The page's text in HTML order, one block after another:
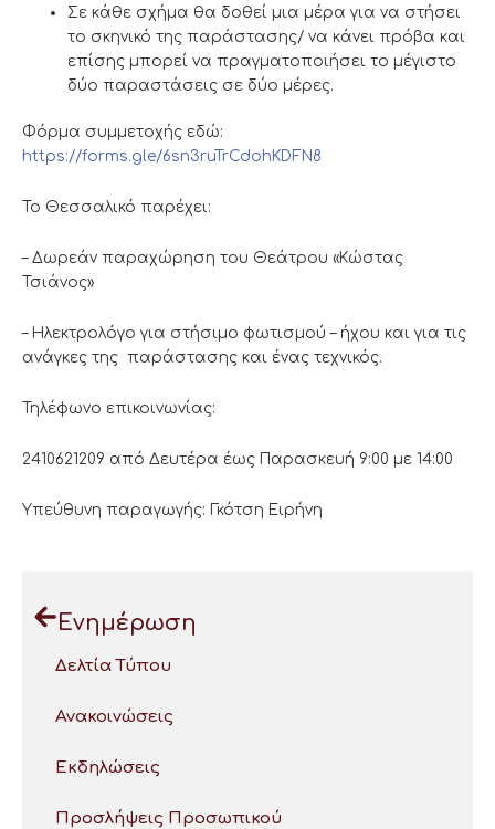
Σε κάθε σχήμα θα δοθεί μια μέρα για να στήσει
το σκηνικό της παράστασης/ να κάνει πρόβα και
επίσης μπορεί να πραγματοποιήσει το μέγιστο
δύο παραστάσεις σε δύο μέρες.
Φόρμα συμμετοχής εδώ:
https://forms.gle/6sn3ruTrCdohKDFN8
Το Θεσσαλικό παρέχει:
– Δωρεάν παραχώρηση του Θεάτρου «Κώστας
Τσιάνος»
– Ηλεκτρολόγο για στήσιμο φωτισμού – ήχου και για τις
ανάγκες της παράστασης και ένας τεχνικός.
Τηλέφωνο επικοινωνίας:
2410621209 από Δευτέρα έως Παρασκευή 9:00 με 14:00
Υπεύθυνη παραγωγής: Γκότση Ειρήνη
Ενημέρωση
Δελτία Τύπου
Ανακοινώσεις
Εκδηλώσεις
Προσλήψεις Προσωπικού